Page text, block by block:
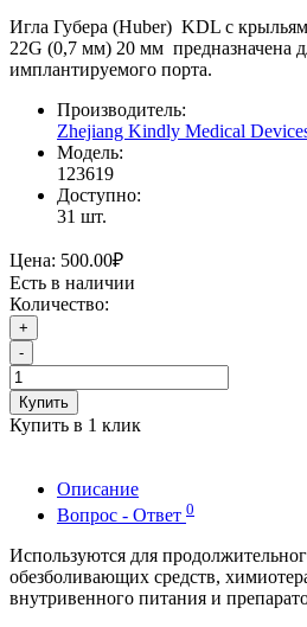
Игла Губера (Huber) KDL с
22G (0,7 мм) 20 мм предназначена
имплантируемого порта.
Производитель:
Zhejiang Kindly Medical
Модель:
123619
Доступно:
31 шт.
Цена: 500.00₽
Есть в наличии
Количество:
+
-
Купить
Купить в 1 клик
Описание
Вопрос - Ответ 0
Используются для
обезболивающих средств,
внутривенного питания и